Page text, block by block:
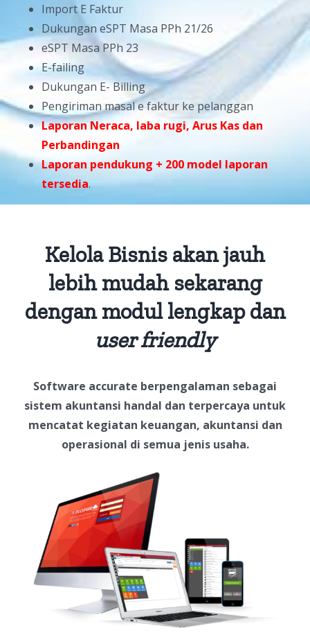
Import E Faktur
Dukungan eSPT Masa PPh 21/26
eSPT Masa PPh 23
E-failing
Dukungan E- Billing
Pengiriman masal e faktur ke pelanggan
Laporan Neraca, laba rugi, Arus Kas dan
Perbandingan
Laporan pendukung + 200 model laporan
tersedia.
Kelola Bisnis akan jauh
lebih mudah sekarang
dengan modul lengkap dan
user friendly
Software accurate berpengalaman sebagai
sistem akuntansi handal dan terpercaya untuk
mencatat kegiatan keuangan, akuntansi dan
operasional di semua jenis usaha.